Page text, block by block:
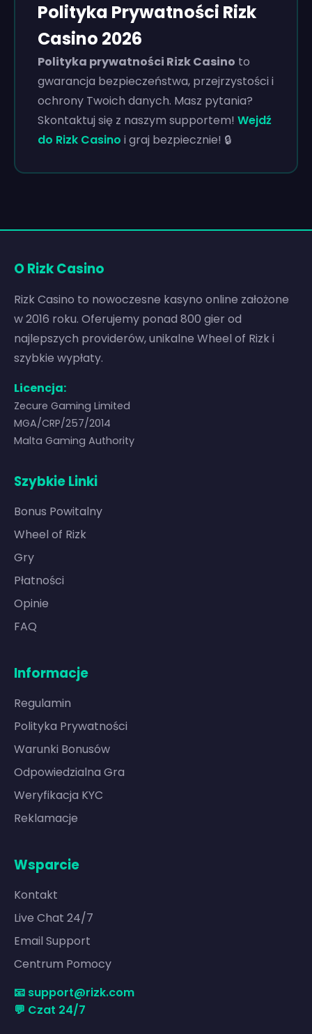
Polityka Prywatności Rizk
Casino 2026
Polityka prywatności Rizk Casino to
gwarancja bezpieczeństwa, przejrzystości i
ochrony Twoich danych. Masz pytania?
Skontaktuj się z naszym supportem! Wejdź
do Rizk Casino i graj bezpiecznie! 🔒
O Rizk Casino
Rizk Casino to nowoczesne kasyno online założone
w 2016 roku. Oferujemy ponad 800 gier od
najlepszych providerów, unikalne Wheel of Rizk i
szybkie wypłaty.
Licencja:
Zecure Gaming Limited
MGA/CRP/257/2014
Malta Gaming Authority
Szybkie Linki
Bonus Powitalny
Wheel of Rizk
Gry
Płatności
Opinie
FAQ
Informacje
Regulamin
Polityka Prywatności
Warunki Bonusów
Odpowiedzialna Gra
Weryfikacja KYC
Reklamacje
Wsparcie
Kontakt
Live Chat 24/7
Email Support
Centrum Pomocy
📧 support@rizk.com
💬 Czat 24/7